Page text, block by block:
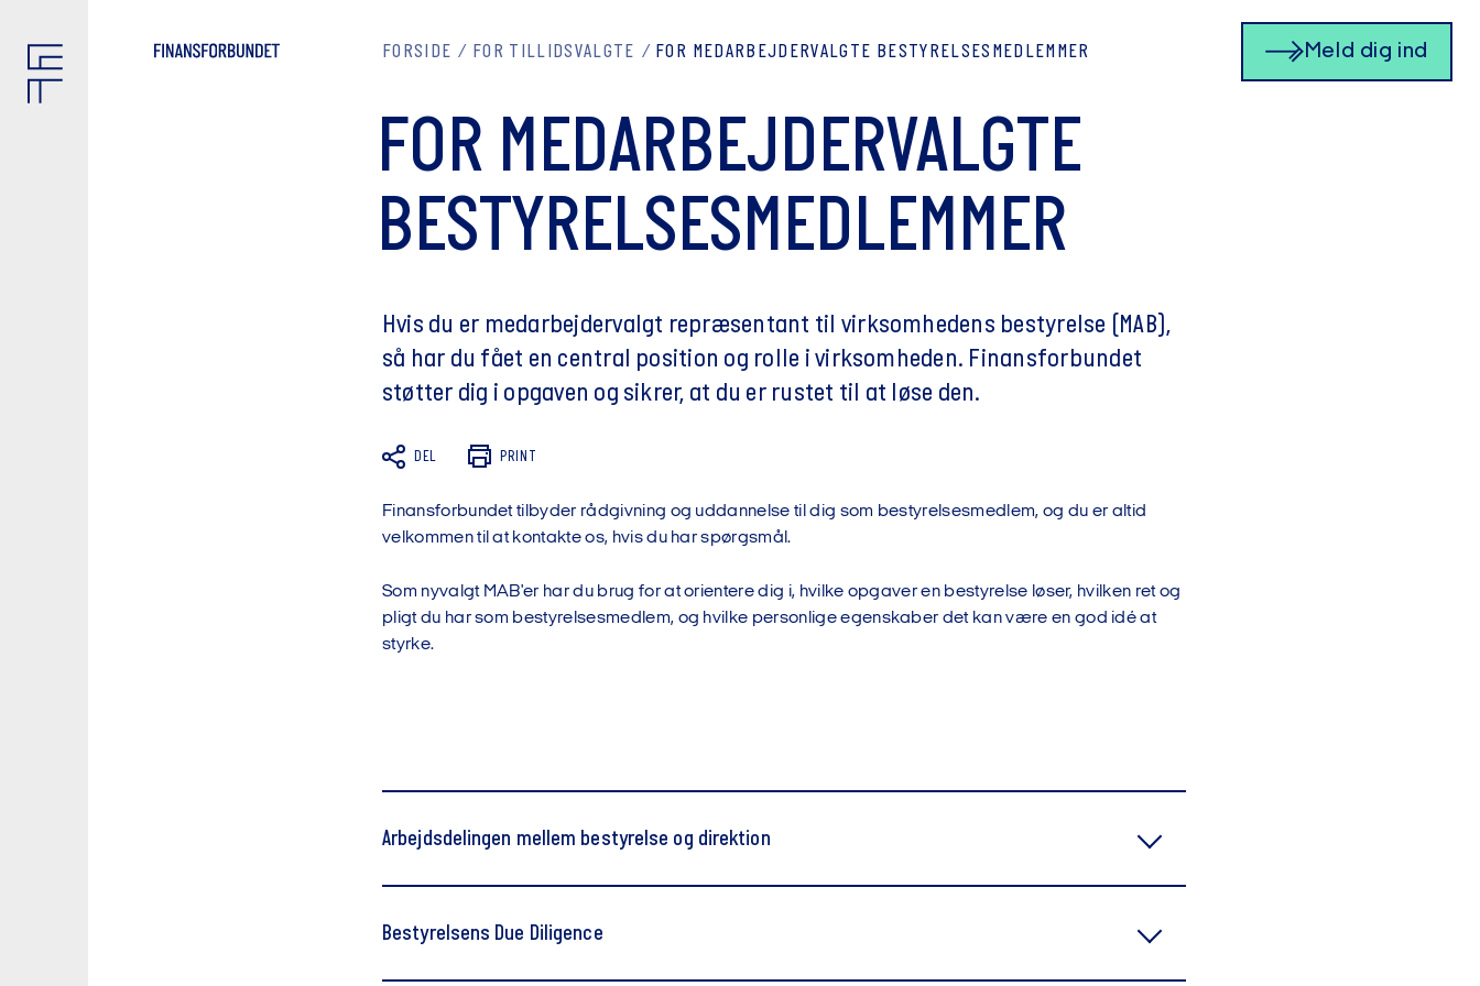
Meld dig ind
FORSIDE FOR TILLIDSVALGTE FOR MEDARBEJDERVALGTE BESTYRELSESMEDLEMMER
FOR MEDARBEJDERVALGTE
BESTYRELSESMEDLEMMER
Hvis du er medarbejdervalgt repræsentant til virksomhedens bestyrelse (MAB),
så har du fået en central position og rolle i virksomheden. Finansforbundet
støtter dig i opgaven og sikrer, at du er rustet til at løse den.
DEL PRINT
Finansforbundet tilbyder rådgivning og uddannelse til dig som bestyrelsesmedlem, og du er altid
velkommen til at kontakte os, hvis du har spørgsmål.
Som nyvalgt MAB'er har du brug for at orientere dig i, hvilke opgaver en bestyrelse løser, hvilken ret og
pligt du har som bestyrelsesmedlem, og hvilke personlige egenskaber det kan være en god idé at
styrke.
Arbejdsdelingen mellem bestyrelse og direktion
Bestyrelsens Due Diligence